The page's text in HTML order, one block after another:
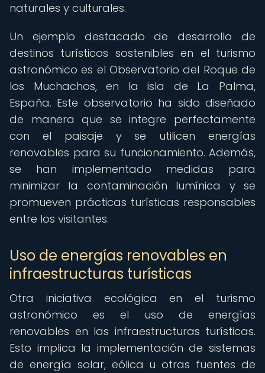
naturales y culturales.
Un ejemplo destacado de desarrollo de
destinos turísticos sostenibles en el turismo
astronómico es el Observatorio del Roque de
los Muchachos, en la isla de La Palma,
España. Este observatorio ha sido diseñado
de manera que se integre perfectamente
con el paisaje y se utilicen energías
renovables para su funcionamiento. Además,
se han implementado medidas para
minimizar la contaminación lumínica y se
promueven prácticas turísticas responsables
entre los visitantes.
Uso de energías renovables en
infraestructuras turísticas
Otra iniciativa ecológica en el turismo
astronómico es el uso de energías
renovables en las infraestructuras turísticas.
Esto implica la implementación de sistemas
de energía solar, eólica u otras fuentes de